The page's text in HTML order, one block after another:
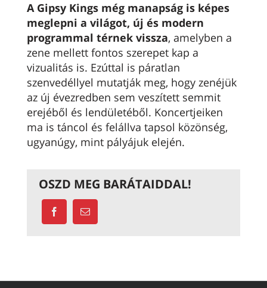
A Gipsy Kings még manapság is képes
meglepni a világot, új és modern
programmal térnek vissza, amelyben a
zene mellett fontos szerepet kap a
vizualitás is. Ezúttal is páratlan
szenvedéllyel mutatják meg, hogy zenéjük
az új évezredben sem veszített semmit
erejéből és lendületéből. Koncertjeiken
ma is táncol és felállva tapsol közönség,
ugyanúgy, mint pályájuk elején.
OSZD MEG BARÁTAIDDAL!